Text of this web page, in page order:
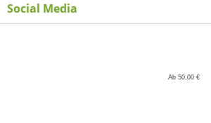
Social Media
Ab 50,00 €